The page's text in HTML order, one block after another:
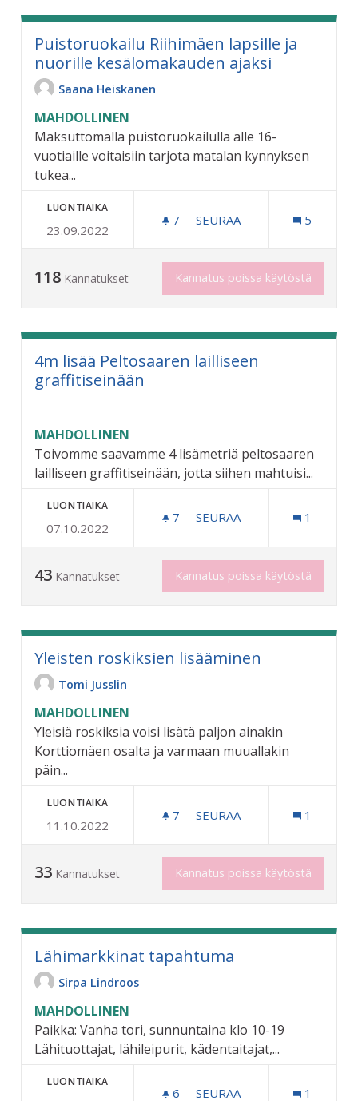
Puistoruokailu Riihimäen lapsille ja
nuorille kesälomakauden ajaksi
Saana Heiskanen
MAHDOLLINEN
Maksuttomalla puistoruokailulla alle 16-
vuotiaille voitaisiin tarjota matalan kynnyksen
tukea...
LUONTIAIKA
23.09.2022
7 7 SEURAAJAA
SEURAA 5
118 Kannatukset Kannatus poissa käytöstä
4m lisää Peltosaaren lailliseen
graffitiseinään
MAHDOLLINEN
Toivomme saavamme 4 lisämetriä peltosaaren
lailliseen graffitiseinään, jotta siihen mahtuisi...
LUONTIAIKA
07.10.2022
7 7 SEURAAJAA
SEURAA 1
43 Kannatukset Kannatus poissa käytöstä
Yleisten roskiksien lisääminen
Tomi Jusslin
MAHDOLLINEN
Yleisiä roskiksia voisi lisätä paljon ainakin
Korttiomäen osalta ja varmaan muuallakin
päin...
LUONTIAIKA
11.10.2022
7 7 SEURAAJAA
SEURAA 1
33 Kannatukset Kannatus poissa käytöstä
Lähimarkkinat tapahtuma
Sirpa Lindroos
MAHDOLLINEN
Paikka: Vanha tori, sunnuntaina klo 10-19
Lähituottajat, lähileipurit, kädentaitajat,...
LUONTIAIKA
6 6 SEURAAJAA
SEURAA 1